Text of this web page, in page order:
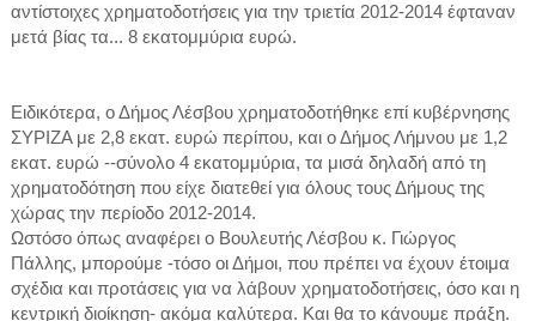
αντίστοιχες χρηματοδοτήσεις για την τριετία 2012-2014 έφταναν
μετά βίας τα... 8 εκατομμύρια ευρώ.
Ειδικότερα, ο Δήμος Λέσβου χρηματοδοτήθηκε επί κυβέρνησης
ΣΥΡΙΖΑ με 2,8 εκατ. ευρώ περίπου, και ο Δήμος Λήμνου με 1,2
εκατ. ευρώ --σύνολο 4 εκατομμύρια, τα μισά δηλαδή από τη
χρηματοδότηση που είχε διατεθεί για όλους τους Δήμους της
χώρας την περίοδο 2012-2014.
Ωστόσο όπως αναφέρει ο Βουλευτής Λέσβου κ. Γιώργος
Πάλλης, μπορούμε -τόσο οι Δήμοι, που πρέπει να έχουν έτοιμα
σχέδια και προτάσεις για να λάβουν χρηματοδοτήσεις, όσο και η
κεντρική διοίκηση- ακόμα καλύτερα. Και θα το κάνουμε πράξη.